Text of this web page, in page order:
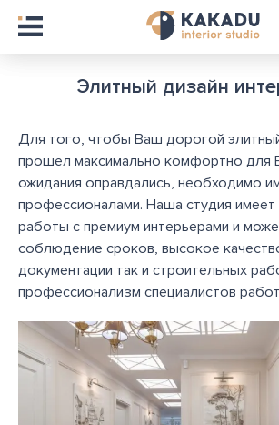
Элитный дизайн
Для того, чтобы Ваш дорогой
прошел максимально комфортно для
ожидания оправдались, необходимо
профессионалами. Наша студия
работы с премиум интерьерами и
соблюдение сроков, высокое
документации так и строительных
профессионализм специалистов